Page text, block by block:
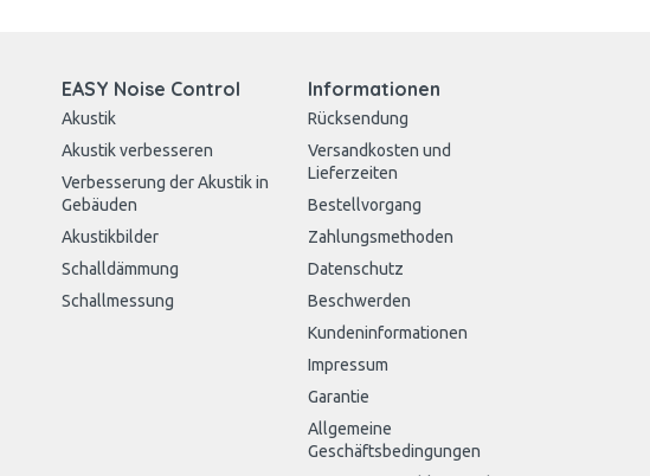
EASY Noise Control
Akustik
Akustik verbesseren
Verbesserung der Akustik in
Gebäuden
Akustikbilder
Schalldämmung
Schallmessung
Informationen
Rücksendung
Versandkosten und
Lieferzeiten
Bestellvorgang
Zahlungsmethoden
Datenschutz
Beschwerden
Kundeninformationen
Impressum
Garantie
Allgemeine
Geschäftsbedingungen